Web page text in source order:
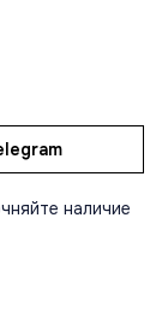
наличие